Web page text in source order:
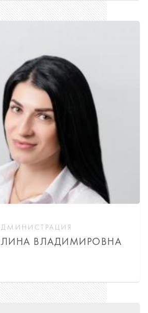
ВЛАДИМИРОВНА